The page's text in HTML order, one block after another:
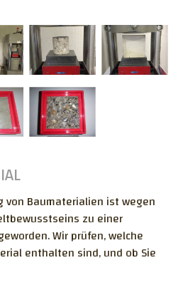
von Baumaterialien ist wegen
zu einer
Wir prüfen, welche
enthalten sind, und ob Sie